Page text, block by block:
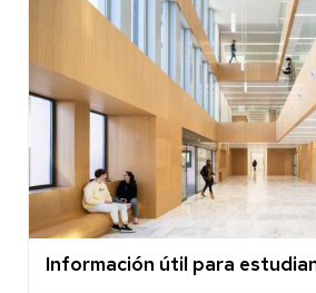
Información útil para